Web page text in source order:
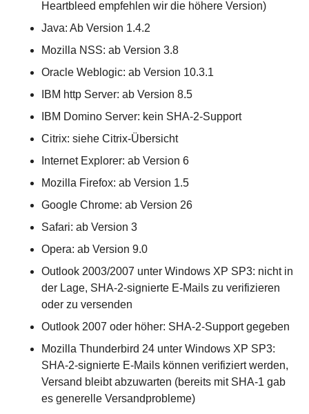
Heartbleed empfehlen wir die höhere Version)
Java: Ab Version 1.4.2
Mozilla NSS: ab Version 3.8
Oracle Weblogic: ab Version 10.3.1
IBM http Server: ab Version 8.5
IBM Domino Server: kein SHA-2-Support
Citrix: siehe Citrix-Übersicht
Internet Explorer: ab Version 6
Mozilla Firefox: ab Version 1.5
Google Chrome: ab Version 26
Safari: ab Version 3
Opera: ab Version 9.0
Outlook 2003/2007 unter Windows XP SP3: nicht in
der Lage, SHA-2-signierte E-Mails zu verifizieren
oder zu versenden
Outlook 2007 oder höher: SHA-2-Support gegeben
Mozilla Thunderbird 24 unter Windows XP SP3:
SHA-2-signierte E-Mails können verifiziert werden,
Versand bleibt abzuwarten (bereits mit SHA-1 gab
es generelle Versandprobleme)